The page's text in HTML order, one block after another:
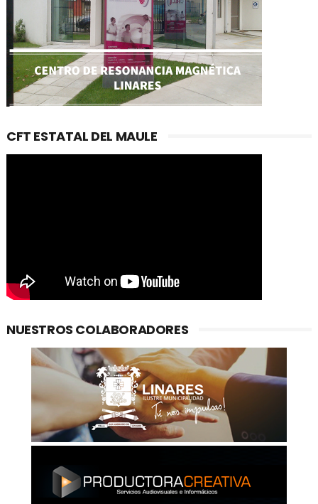
CFT ESTATAL DEL MAULE
NUESTROS COLABORADORES